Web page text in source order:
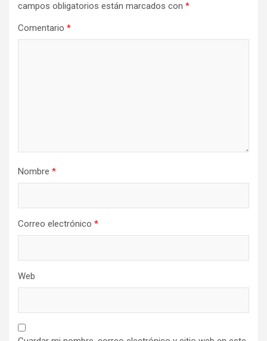
campos obligatorios están marcados con *
Comentario *
Nombre *
Correo electrónico *
Web